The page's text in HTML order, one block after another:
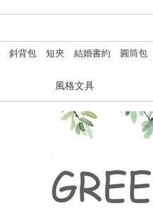
斜背包 短夾 結婚書約
圓筒包
風格文具